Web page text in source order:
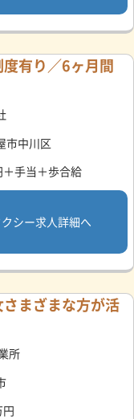
有り／6ヶ月間
市中川区
手当＋歩合給
シー求人詳細へ
まざまな方が活
所